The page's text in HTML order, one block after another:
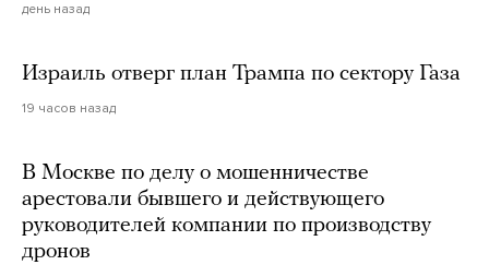
день назад
Израиль отверг план Трампа по сектору Газа
19 часов назад
В Москве по делу о мошенничестве
арестовали бывшего и действующего
руководителей компании по производству
дронов